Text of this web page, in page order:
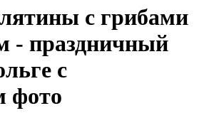
с грибами
- праздничный
с
фото